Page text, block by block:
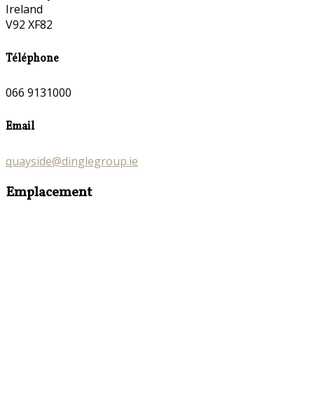
Ireland
V92 XF82
Téléphone
066 9131000
Email
quayside@dinglegroup.ie
Emplacement